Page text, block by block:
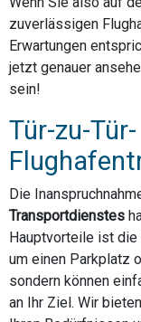
zuverlässigen
Erwartungen
jetzt genauer
sein!
Tür-zu-Tür-
Die
Transportdienstes
Hauptvorteile ist
um einen Parkplatz
sondern können
an Ihr Ziel. Wir